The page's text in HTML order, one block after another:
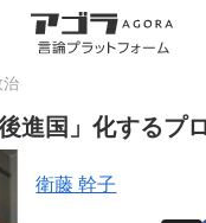
治
進国」化するプ
衛藤 幹子